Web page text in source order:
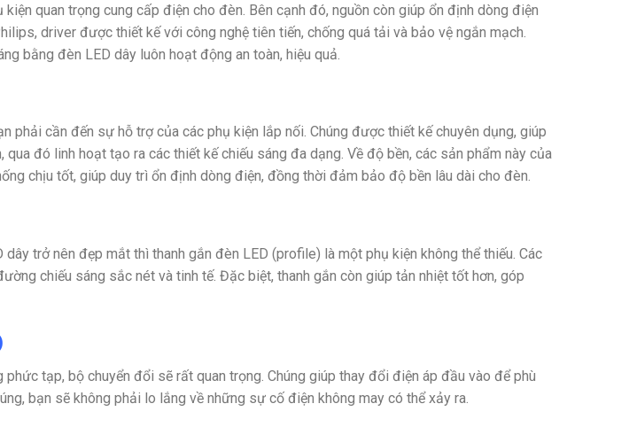
quan trọng cung cấp điện cho đèn. Bên cạnh đó, nguồn còn giúp ổn định dòng điện
driver được thiết kế với công nghệ tiên tiến, chống quá tải và bảo vệ ngắn mạch.
bằng đèn LED dây luôn hoạt động an toàn, hiệu quả.
phải cần đến sự hỗ trợ của các phụ kiện lắp nối. Chúng được thiết kế chuyên dụng, giúp
qua đó linh hoạt tạo ra các thiết kế chiếu sáng đa dạng. Về độ bền, các sản phẩm này của
chịu tốt, giúp duy trì ổn định dòng điện, đồng thời đảm bảo độ bền lâu dài cho đèn.
trở nên đẹp mắt thì thanh gắn đèn LED (profile) là một phụ kiện không thể thiếu. Các
chiếu sáng sắc nét và tinh tế. Đặc biệt, thanh gắn còn giúp tản nhiệt tốt hơn, góp
tạp, bộ chuyển đổi sẽ rất quan trọng. Chúng giúp thay đổi điện áp đầu vào để phù
bạn sẽ không phải lo lắng về những sự cố điện không may có thể xảy ra.